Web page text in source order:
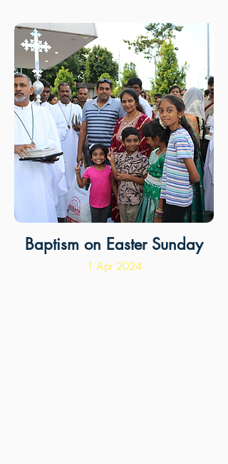
Baptism on Easter Sunday
1 Apr 2024